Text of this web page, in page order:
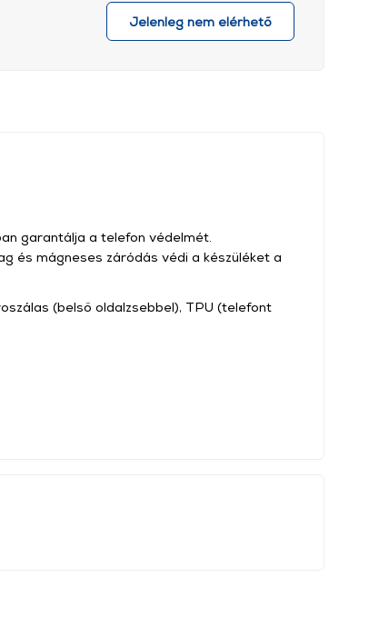
Jelenleg nem elérhető
garantálja a telefon védelmét.
és mágneses záródás védi a készüléket a
(belső oldalzsebbel), TPU (telefont